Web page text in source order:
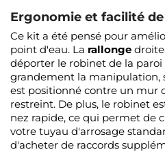
Ergonomie et facilité
Ce kit a été pensé pour
point d'eau. La rallonge
déporter le robinet de la
grandement la manipulation,
est positionné contre un mur
restreint. De plus, le robinet
nez rapide, ce qui permet de
votre tuyau d'arrosage
d'acheter de raccords